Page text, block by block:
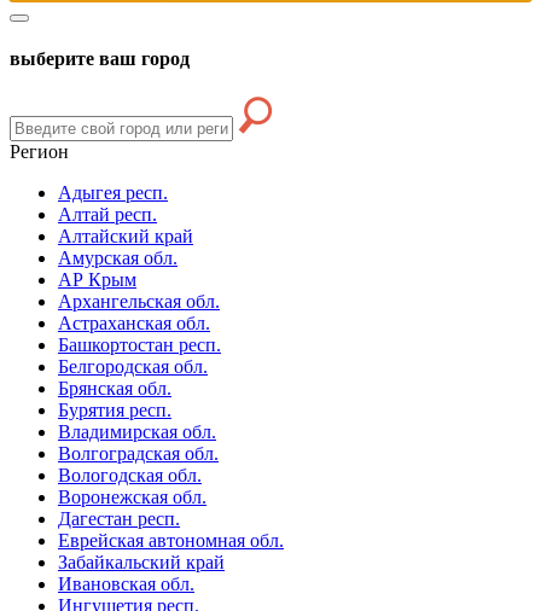
выберите ваш город
Регион
Адыгея респ.
Алтай респ.
Алтайский край
Амурская обл.
АР Крым
Архангельская обл.
Астраханская обл.
Башкортостан респ.
Белгородская обл.
Брянская обл.
Бурятия респ.
Владимирская обл.
Волгоградская обл.
Вологодская обл.
Воронежская обл.
Дагестан респ.
Еврейская автономная обл.
Забайкальский край
Ивановская обл.
Ингушетия респ.